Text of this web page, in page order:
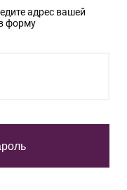
адрес вашей
форму